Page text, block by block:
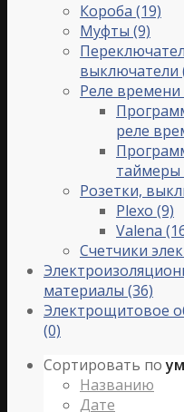
Короба (19)
Муфты (9)
выключатели
Реле
реле
таймеры
Розетки,
Plexo (9)
Valena
Счетчики
материалы (36)
Электрощитовое
(0)
Сортировать по
Названию
Дате